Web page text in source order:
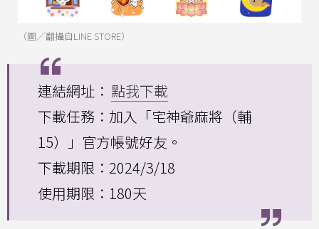
（圖／翻攝自LINE STORE）
連結網址： 點我下載
下載任務：加入「宅神爺麻將（輔
15）」官方帳號好友。
下載期限：2024/3/18
使用期限：180天